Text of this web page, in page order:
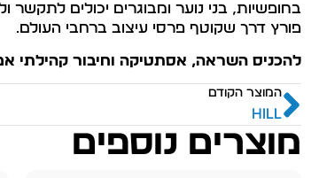
בחופשיות, בני נוער ומבוגרים יכולים לתקשר
פורץ דרך שקוטף פרסי עיצוב ברחבי העולם.
להכניס השראה, אסתטיקה וחיבור קהילתי
המוצר הקודם
HILL
מוצרים נוספים